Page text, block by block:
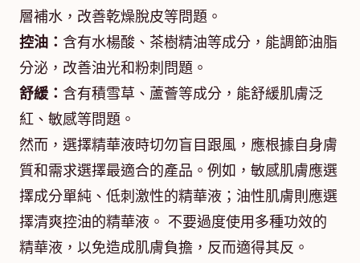
層補水，改善乾燥脫皮等問題。
控油： 含有水楊酸、茶樹精油等成分，能調節油脂
分泌，改善油光和粉刺問題。
舒緩： 含有積雪草、蘆薈等成分，能舒緩肌膚泛
紅、敏感等問題。
然而，選擇精華液時切勿盲目跟風，應根據自身膚
質和需求選擇最適合的產品。例如，敏感肌膚應選
擇成分單純、低刺激性的精華液；油性肌膚則應選
擇清爽控油的精華液。 不要過度使用多種功效的
精華液，以免造成肌膚負擔，反而適得其反。